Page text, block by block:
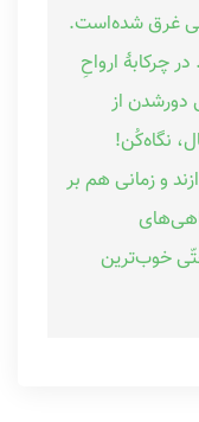
غرق شده‌است.
چرکابهٔ ارواحِ
دورشدن از
نگاه‌کُن!
و زمانی هم بر
خوب‌ترین